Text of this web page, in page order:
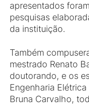
apresentados
pesquisas
da instituição.
Também
mestrado Renato
doutorando, e os
Engenharia
Bruna Carvalho,